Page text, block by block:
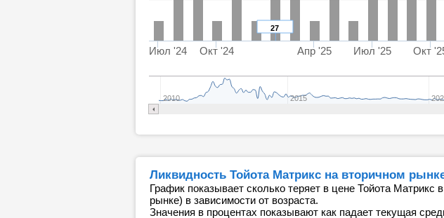
27
Июл '24 Окт '24 Апр '25 Июл '25 Окт
2010 2015
Ликвидность Тойота Матрикс на вторичном
График показывает сколько теряет в цене Тойота Матрикс
рынке) в зависимости от возраста.
Значения в процентах показывают как падает текущая